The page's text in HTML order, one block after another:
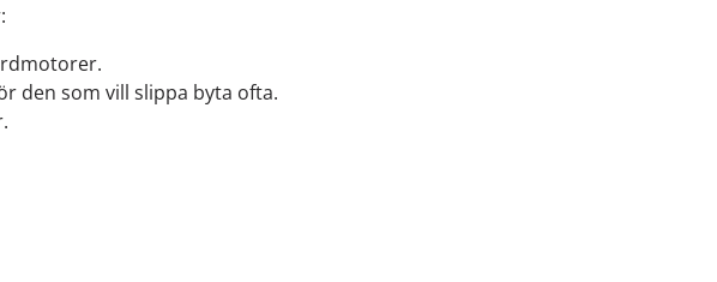
den som vill slippa byta ofta.